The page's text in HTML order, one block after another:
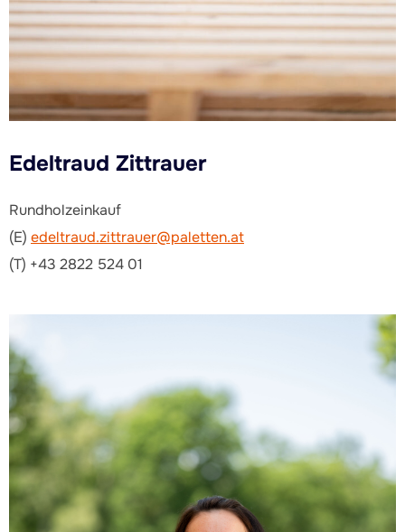
Edeltraud Zittrauer
Rundholzeinkauf
(E) edeltraud.zittrauer@paletten.at
(T) +43 2822 524 01